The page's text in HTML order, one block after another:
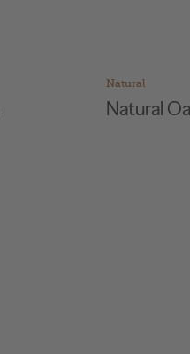
Natural
Natural